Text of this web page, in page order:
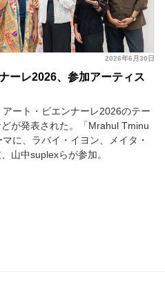
2026年6月30日
ーレ2026、参加アーティス
ート・ビエンナーレ2026のテー
が発表された。「Mrahul Tminu
に、ラバイ・イヨン、メイタ・
山中suplexらが参加。